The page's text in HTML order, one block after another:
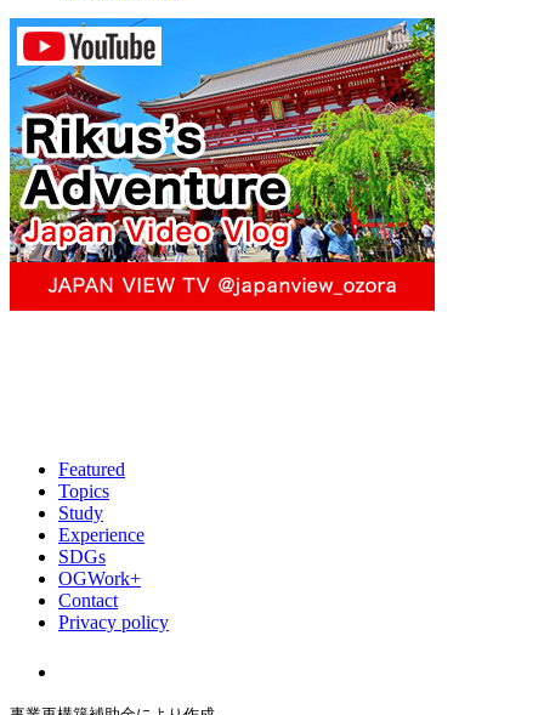
Featured
Topics
Study
Experience
SDGs
OGWork+
Contact
Privacy policy